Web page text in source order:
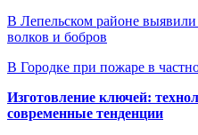
В Лепельском районе
волков и бобров
В Городке при пожаре в
Изготовление ключей:
современные тенденции